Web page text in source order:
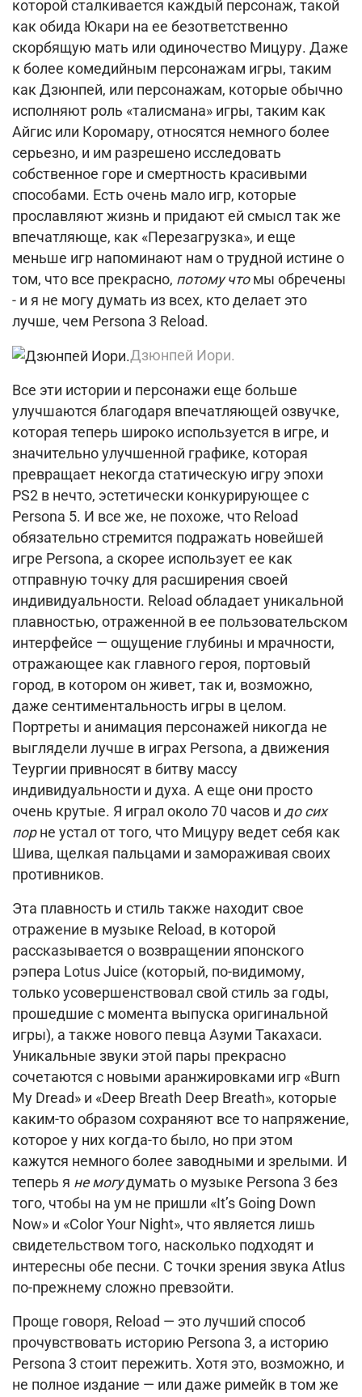
которой сталкивается каждый персонаж, такой
как обида Юкари на ее безответственно
скорбящую мать или одиночество Мицуру. Даже
к более комедийным персонажам игры, таким
как Дзюнпей, или персонажам, которые обычно
исполняют роль «талисмана» игры, таким как
Айгис или Коромару, относятся немного более
серьезно, и им разрешено исследовать
собственное горе и смертность красивыми
способами. Есть очень мало игр, которые
прославляют жизнь и придают ей смысл так же
впечатляюще, как «Перезагрузка», и еще
меньше игр напоминают нам о трудной истине о
том, что все прекрасно, потому чтомы обречены
- и я не могу думать из всех, кто делает это
лучше, чем Persona 3 Reload.
Дзюнпей Иори.
Все эти истории и персонажи еще больше
улучшаются благодаря впечатляющей озвучке,
которая теперь широко используется в игре, и
значительно улучшенной графике, которая
превращает некогда статическую игру эпохи
PS2 в нечто, эстетически конкурирующее с
Persona 5. И все же, не похоже, что Reload
обязательно стремится подражать новейшей
игре Persona, а скорее использует ее как
отправную точку для расширения своей
индивидуальности. Reload обладает уникальной
плавностью, отраженной в ее пользовательском
интерфейсе — ощущение глубины и мрачности,
отражающее как главного героя, портовый
город, в котором он живет, так и, возможно,
даже сентиментальность игры в целом.
Портреты и анимация персонажей никогда не
выглядели лучше в играх Persona, а движения
Теургии привносят в битву массу
индивидуальности и духа. А еще они просто
очень крутые. Я играл около 70 часов и до сих
порне устал от того, что Мицуру ведет себя как
Шива, щелкая пальцами и замораживая своих
противников.
Эта плавность и стиль также находит свое
отражение в музыке Reload, в которой
рассказывается о возвращении японского
рэпера Lotus Juice (который, по-видимому,
только усовершенствовал свой стиль за годы,
прошедшие с момента выпуска оригинальной
игры), а также нового певца Азуми Такахаси.
Уникальные звуки этой пары прекрасно
сочетаются с новыми аранжировками игр «Burn
My Dread» и «Deep Breath Deep Breath», которые
каким-то образом сохраняют все то напряжение,
которое у них когда-то было, но при этом
кажутся немного более заводными и зрелыми. И
теперь я не могудумать о музыке Persona 3 без
того, чтобы на ум не пришли «It’s Going Down
Now» и «Color Your Night», что является лишь
свидетельством того, насколько подходят и
интересны обе песни. С точки зрения звука Atlus
по-прежнему сложно превзойти.
Проще говоря, Reload — это лучший способ
прочувствовать историю Persona 3, а историю
Persona 3 стоит пережить. Хотя это, возможно, и
не полное издание — или даже римейк в том же